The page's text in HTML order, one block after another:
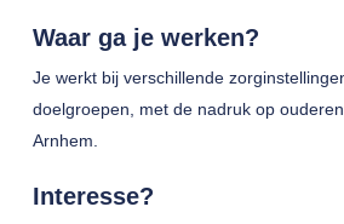
Waar ga je werken?
Je werkt bij verschillende
doelgroepen, met de nadruk op
Arnhem.
Interesse?